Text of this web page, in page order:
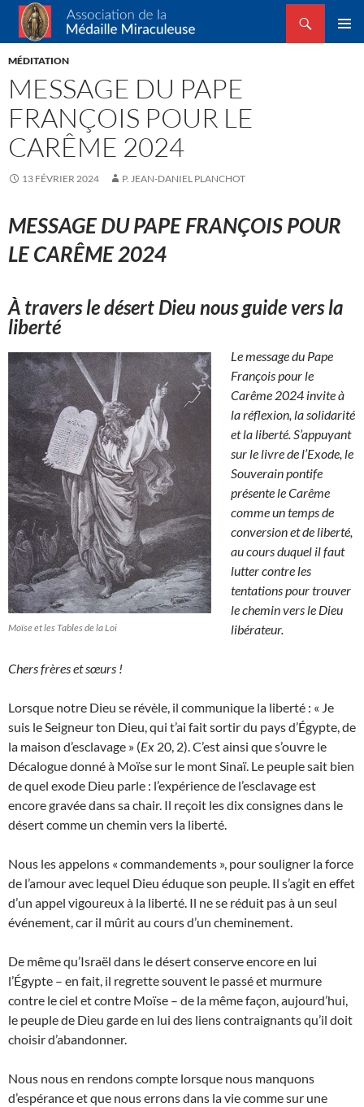
Association de la Médaille Miraculeuse
Recherche
ALLER
AU
MÉDITATION
MESSAGE DU PAPE
FRANÇOIS POUR LE
CARÊME 2024
13 FÉVRIER 2024 P. JEAN-DANIEL PLANCHOT
MESSAGE DU PAPE FRANÇOIS POUR
LE CARÊME 2024
À travers le désert Dieu nous guide vers la
liberté
Moïse et les Tables de la Loi
Le message du Pape
François pour le
Carême 2024 invite à
la réflexion, la solidarité
et la liberté. S’appuyant
sur le livre de l’Exode, le
Souverain pontife
présente le Carême
comme un temps de
conversion et de liberté,
au cours duquel il faut
lutter contre les
tentations pour trouver
le chemin vers le Dieu
libérateur.
Chers frères et sœurs !
Lorsque notre Dieu se révèle, il communique la liberté : « Je
suis le Seigneur ton Dieu, qui t’ai fait sortir du pays d’Égypte, de
la maison d’esclavage » (Ex 20, 2). C’est ainsi que s’ouvre le
Décalogue donné à Moïse sur le mont Sinaï. Le peuple sait bien
de quel exode Dieu parle : l’expérience de l’esclavage est
encore gravée dans sa chair. Il reçoit les dix consignes dans le
désert comme un chemin vers la liberté.
Nous les appelons « commandements », pour souligner la force
de l’amour avec lequel Dieu éduque son peuple. Il s’agit en effet
d’un appel vigoureux à la liberté. Il ne se réduit pas à un seul
événement, car il mûrit au cours d’un cheminement.
De même qu’Israël dans le désert conserve encore en lui
l’Égypte – en fait, il regrette souvent le passé et murmure
contre le ciel et contre Moïse – de la même façon, aujourd’hui,
le peuple de Dieu garde en lui des liens contraignants qu’il doit
choisir d’abandonner.
Nous nous en rendons compte lorsque nous manquons
d’espérance et que nous errons dans la vie comme sur une